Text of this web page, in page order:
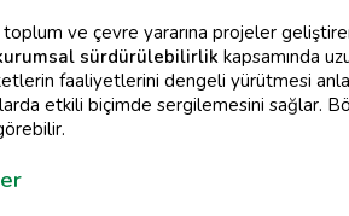
ve çevre yararına projeler
sürdürülebilirlik kapsamında
faaliyetlerini dengeli yürütmesi
etkili biçimde sergilemesini sağlar.